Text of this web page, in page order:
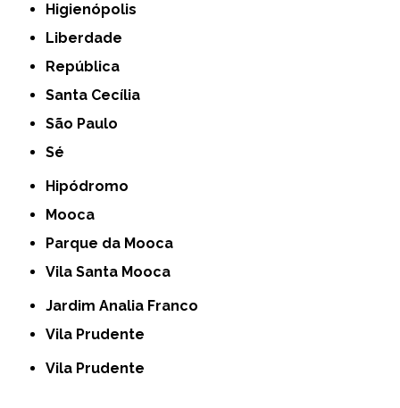
Higienópolis
Liberdade
República
Santa Cecília
São Paulo
Sé
Hipódromo
Mooca
Parque da Mooca
Vila Santa Mooca
Jardim Analia Franco
Vila Prudente
Vila Prudente